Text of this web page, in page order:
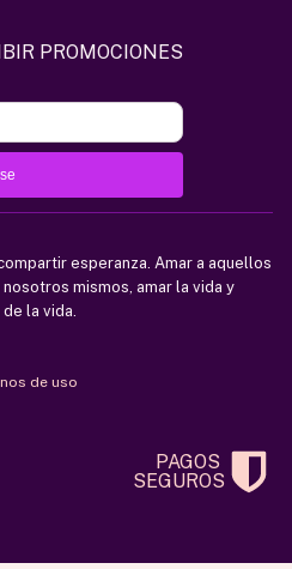
PROMOCIONES
esperanza. Amar a aquellos
mismos, amar la vida y
la vida.
de uso
PAGOS
SEGUROS